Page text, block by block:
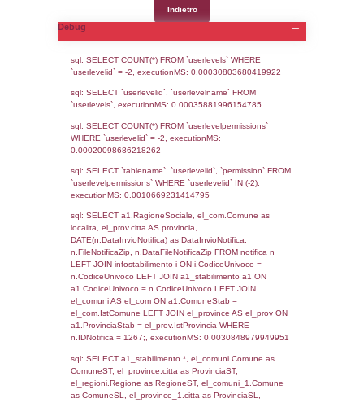
CONTROLLO A CUI è SOGGETTO LO
DELL'AMBIENTE/TERRITORIO
STABILIMENTO
SEZIONE H (pubblico) - DESCRIZIONE
STABILIMENTO E RIEPILOGO SOSTANZE
DI CUI ALL'ALLEGATO 1 DEL DECRETO
DELLA DIRETTIVA 2012/18/UE
SEZIONE L (pubblico) - INFORMAZIONI
INCIDENTALI CON IMPATTO
STABILIMENTO